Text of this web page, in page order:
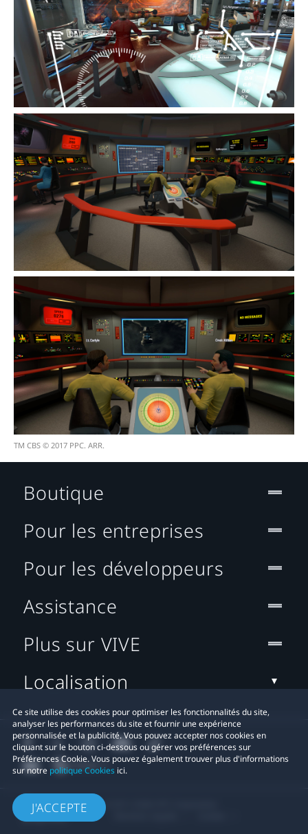
TM CBS © 2017 PPC. ARR.
Ce site utilise des cookies pour optimiser les fonctionnalités du site,
analyser les performances du site et fournir une expérience
personnalisée et la publicité. Vous pouvez accepter nos cookies en
cliquant sur le bouton ci-dessous ou gérer vos préférences sur
Préférences Cookie. Vous pouvez également trouver plus d'informations
sur notre politique Cookies ici.
J'ACCEPTE
Boutique
Pour les entreprises
Pour les développeurs
Assistance
Plus sur VIVE
Localisation
© 2011-2026 HTC Corporation